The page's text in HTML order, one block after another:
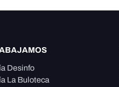
Desinfo
La Buloteca